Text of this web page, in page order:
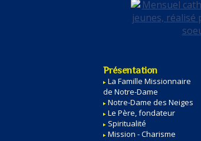
Présentation
La Famille Missionnaire
de Notre-Dame
Notre-Dame des Neiges
Le Père, fondateur
Spiritualité
Mission - Charisme